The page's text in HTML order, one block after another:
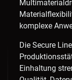
komplexe
Die Secure
Einhaltung